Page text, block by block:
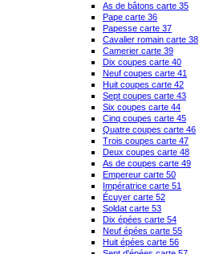
As de bâtons carte 35
Pape carte 36
Papesse carte 37
Cavalier romain carte 38
Camerier carte 39
Dix coupes carte 40
Neuf coupes carte 41
Huit coupes carte 42
Sept coupes carte 43
Six coupes carte 44
Cinq coupes carte 45
Quatre coupes carte 46
Trois coupes carte 47
Deux coupes carte 48
As de coupes carte 49
Empereur carte 50
Impératrice carte 51
Écuyer carte 52
Soldat carte 53
Dix épées carte 54
Neuf épées carte 55
Huit épées carte 56